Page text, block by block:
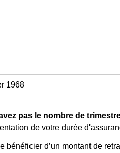
1968
pas le nombre de
de votre durée
bénéficier d’un montant de